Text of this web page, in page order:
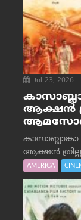
Jul 23, 2026
ആക്ഷൻ
ആമസോൺ
ആക്ഷൻ
AMERICA